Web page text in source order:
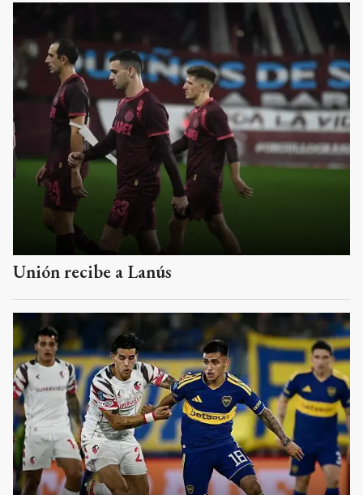
Unión recibe a Lanús